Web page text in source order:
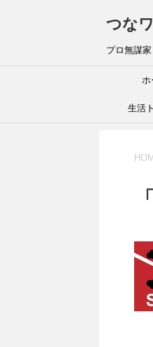
つな
プロ無謀
ホ
生活